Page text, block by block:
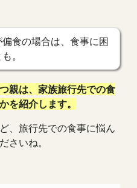
食の場合は、食事に困
。
親は、家族旅行先での食
を紹介します。
、旅行先での食事に悩ん
さいね。